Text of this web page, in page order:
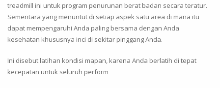
treadmill ini untuk program penurunan berat badan secara teratur.
Sementara yang menuntut di setiap aspek satu area di mana itu
dapat mempengaruhi Anda paling bersama dengan Anda
kesehatan khususnya inci di sekitar pinggang Anda.
Ini disebut latihan kondisi mapan, karena Anda berlatih di tepat
kecepatan untuk seluruh perform